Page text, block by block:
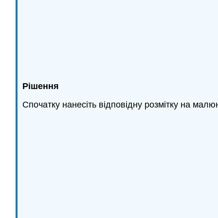
Рішення
Спочатку нанесіть відповідну розмітку на